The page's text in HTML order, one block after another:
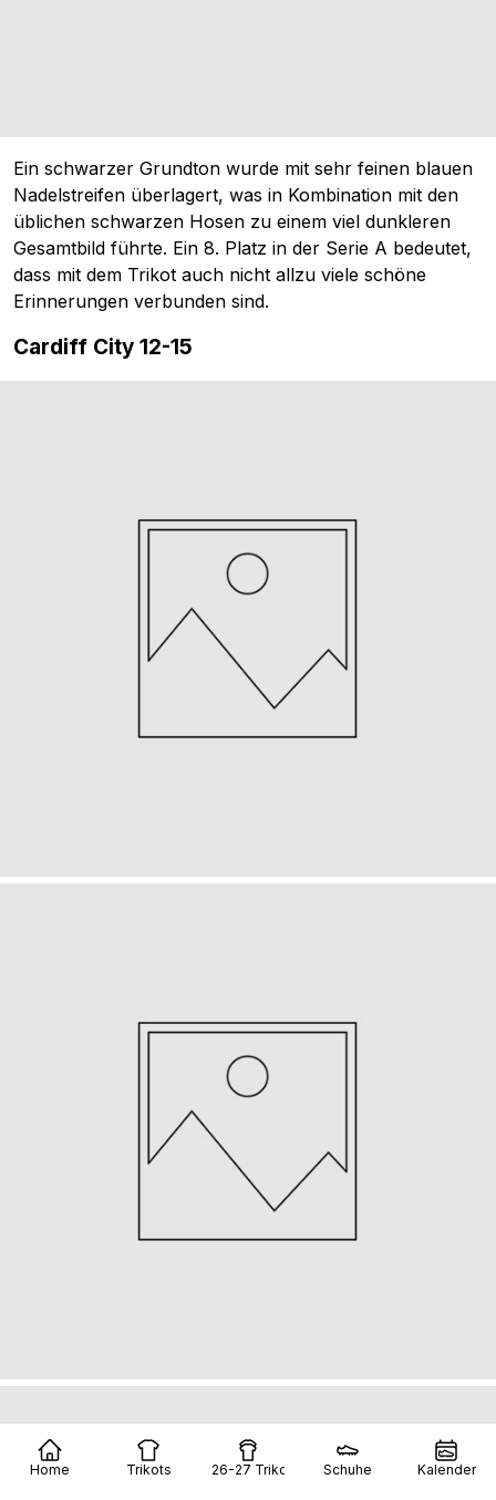
Home Trikots 26-27 Trikots Schuhe Kalender
Ein schwarzer Grundton wurde mit sehr feinen blauen
Nadelstreifen überlagert, was in Kombination mit den
üblichen schwarzen Hosen zu einem viel dunkleren
Gesamtbild führte. Ein 8. Platz in der Serie A bedeutet,
dass mit dem Trikot auch nicht allzu viele schöne
Erinnerungen verbunden sind.
Cardiff City 12-15